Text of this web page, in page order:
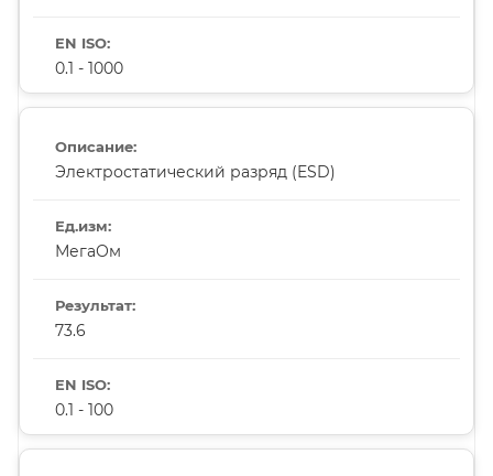
0.1 - 1000
Электростатический разряд (ESD)
МегаОм
73.6
0.1 - 100